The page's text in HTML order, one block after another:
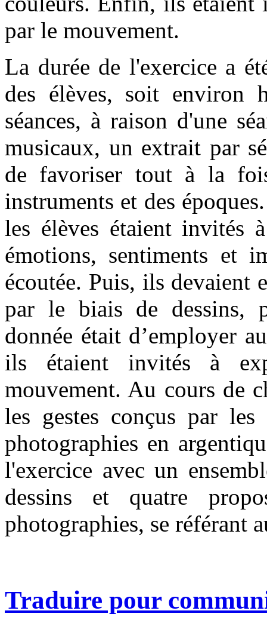
par le mouvement.
La durée de l'exercice a
des élèves, soit environ
séances, à raison d'une
musicaux, un extrait par
de favoriser tout à la
instruments et des
les élèves étaient invités
émotions, sentiments et
écoutée. Puis, ils devaient
par le biais de dessins,
donnée était d’employer
ils étaient invités à
mouvement. Au cours de
les gestes conçus par
photographies en
l'exercice avec un
dessins et quatre
photographies, se référant
Traduire pour